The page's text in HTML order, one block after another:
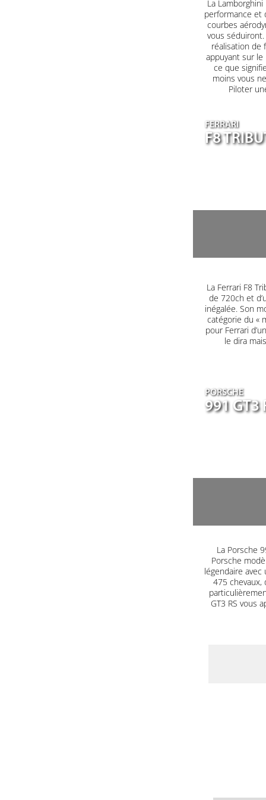
La
performance et
courbes
vous
réalisation de
appuyant sur le
ce que
moins vous
Piloter
FERRARI
F8
La Ferrari F8
de 720ch et
inégalée. Son
catégorie du «
pour Ferrari
le dira
PORSCHE
991 GT3
La Porsche
Porsche
légendaire
475
GT3 RS vous